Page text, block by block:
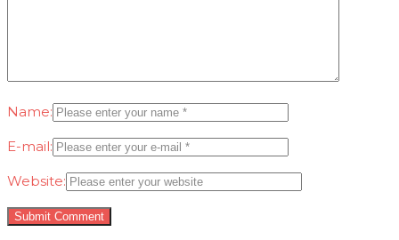
Name:
E-mail:
Website: